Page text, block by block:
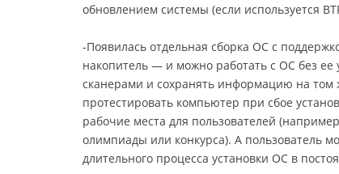
обновлением системы (если используется
-Появилась отдельная сборка ОС с
накопитель — и можно работать с ОС без ее
сканерами и сохранять информацию на том
протестировать компьютер при сбое
рабочие места для пользователей
олимпиады или конкурса). А пользователь
длительного процесса установки ОС в